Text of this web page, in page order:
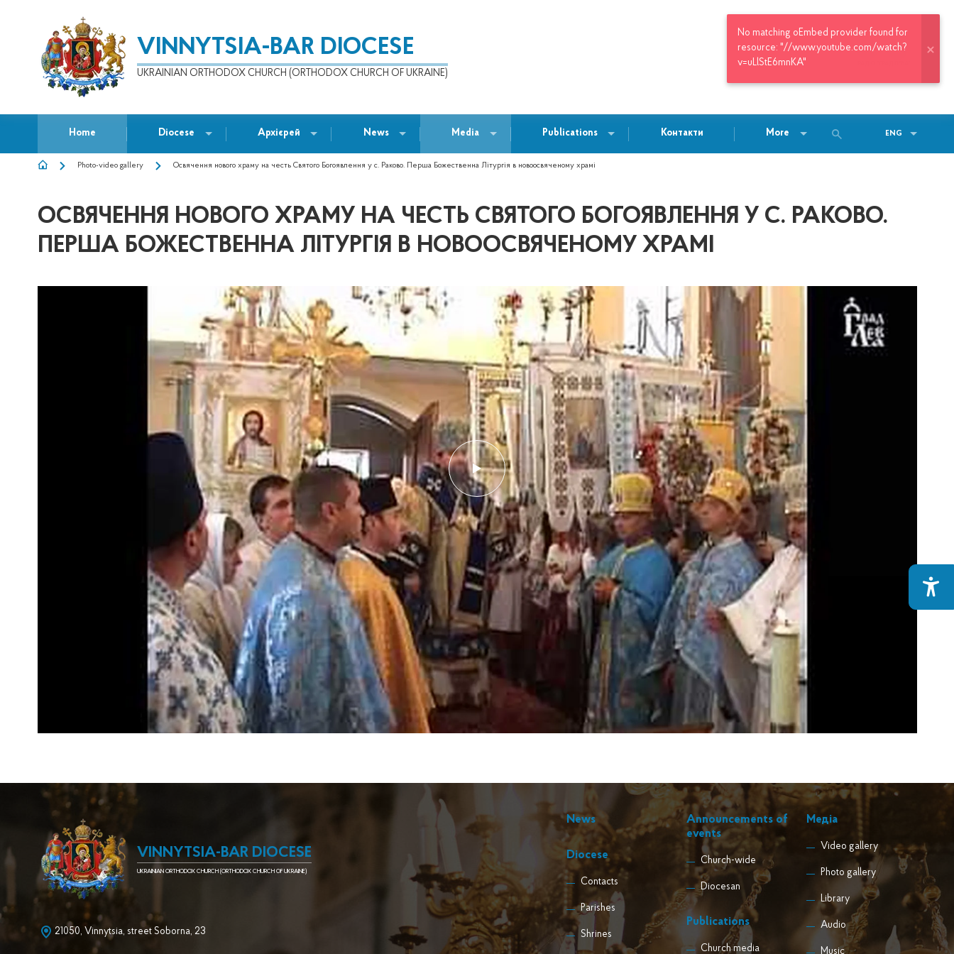
VINNYTSIA-BAR DIOCESE
UKRAINIAN ORTHODOX CHURCH (ORTHODOX CHURCH OF UKRAINE)
Home Diocese Архієрей News Media Publications Контакти More ENG
BREADCRUMB
Photo-video gallery Освячення нового храму на честь Святого Богоявлення у с. Раково. Перша Божественна Літургія в новоосвяченому храмі
ОСВЯЧЕННЯ НОВОГО ХРАМУ НА ЧЕСТЬ СВЯТОГО БОГОЯВЛЕННЯ У С. РАКОВО.
ПЕРША БОЖЕСТВЕННА ЛІТУРГІЯ В НОВООСВЯЧЕНОМУ ХРАМІ
VINNYTSIA-BAR DIOCESE
UKRAINIAN ORTHODOX CHURCH (ORTHODOX CHURCH OF UKRAINE)
21050, Vinnytsia, street Soborna, 23
News
Diocese
Contacts
Parishes
Shrines
Announcements of
events
Church-wide
Diocesan
Publications
Church media
Медіа
Video gallery
Photo gallery
Library
Audio
Music